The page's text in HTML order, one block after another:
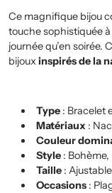
Ce magnifique bijou
touche sophistiquée
journée qu’en soirée.
bijouxinspirés de la
Type: Bracelet
Matériaux :
Couleur
Style:
Taille:
Occasions: